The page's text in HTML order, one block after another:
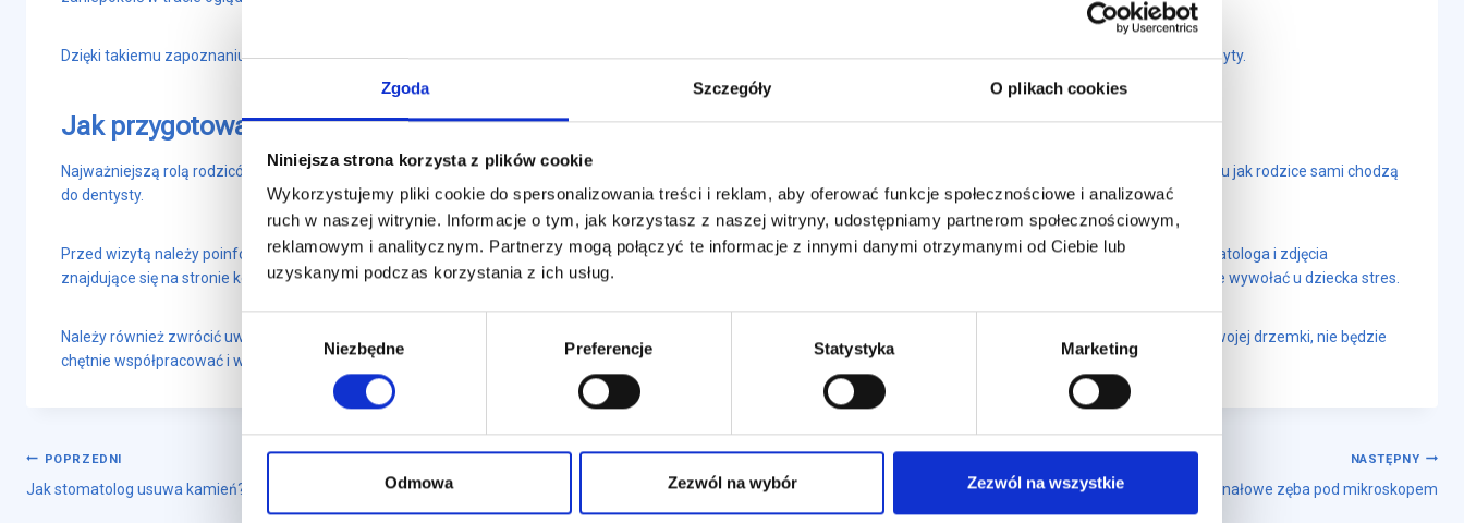
Zgoda Szczegóły O plikach cookies
Niniejsza strona korzysta z plików cookie
Wykorzystujemy pliki cookie do spersonalizowania treści i reklam, aby oferować funkcje społecznościowe i analizować
ruch w naszej witrynie. Informacje o tym, jak korzystasz z naszej witryny, udostępniamy partnerom społecznościowym,
reklamowym i analitycznym. Partnerzy mogą połączyć te informacje z innymi danymi otrzymanymi od Ciebie lub
uzyskanymi podczas korzystania z ich usług.
Niezbędne Preferencje Statystyka Marketing
Odmowa Zezwól na wybór Zezwól na wszystkie
Dzięki takiemu zapoznaniu dziecka z gabinetem kojarzy on się mu z bezpiecznym, przyjaznym miejscem, co wpływa na to, że chętniej będzie się zgłaszało na kolejne wizyty.
Jak przygotować dziecko do wizyty adaptacyjnej u dentysty?
Najważniejszą rolą rodziców jest pozytywne nastawienie dziecka do wizyty i nieprzekazywanie mu swoich ewentualnych lęków. Dobrym pomysłem jest pokazanie dziecku jak rodzice sami chodzą
do dentysty.
Przed wizytą należy poinformować dziecko o tym, gdzie idzie i jak będzie przebiegała wizyta. Warto do tego wykorzystać książeczki dla dzieci z motywem wizyty u stomatologa i zdjęcia
znajdujące się na stronie konkretnej przychodni. W trakcie rozmowy należy unikać określeń „nie ma się czego bać” oraz „nie będzie bolało” ponieważ odruchowo mogą one wywołać u dziecka stres.
Należy również zwrócić uwagę, by wizyta została ustalona o takiej godzinie, w której dziecko jest z reguły aktywne, wypoczęte i najedzone. Maluch, który byłby w porze swojej drzemki, nie będzie
chętnie współpracować i wizyta może się nie udać.
POPRZEDNI
Jak stomatolog usuwa kamień?
NASTĘPNY
Leczenie kanałowe zęba pod mikroskopem